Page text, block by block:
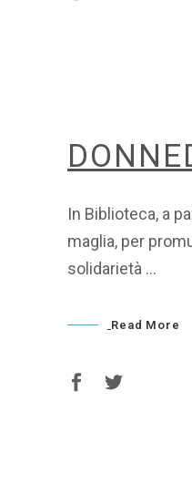
In Biblioteca, a
maglia, per
solidarietà
Read More